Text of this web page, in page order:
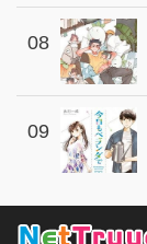
Chapter 59
Chapter 58
Chapter 57
Chapter 56
Chapter 55
Chapter 53
08
09